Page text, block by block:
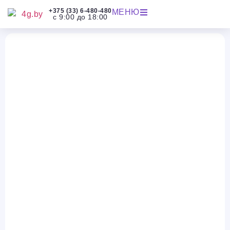
+375 (33) 6-480-480
с 9:00 до 18:00
МЕНЮ